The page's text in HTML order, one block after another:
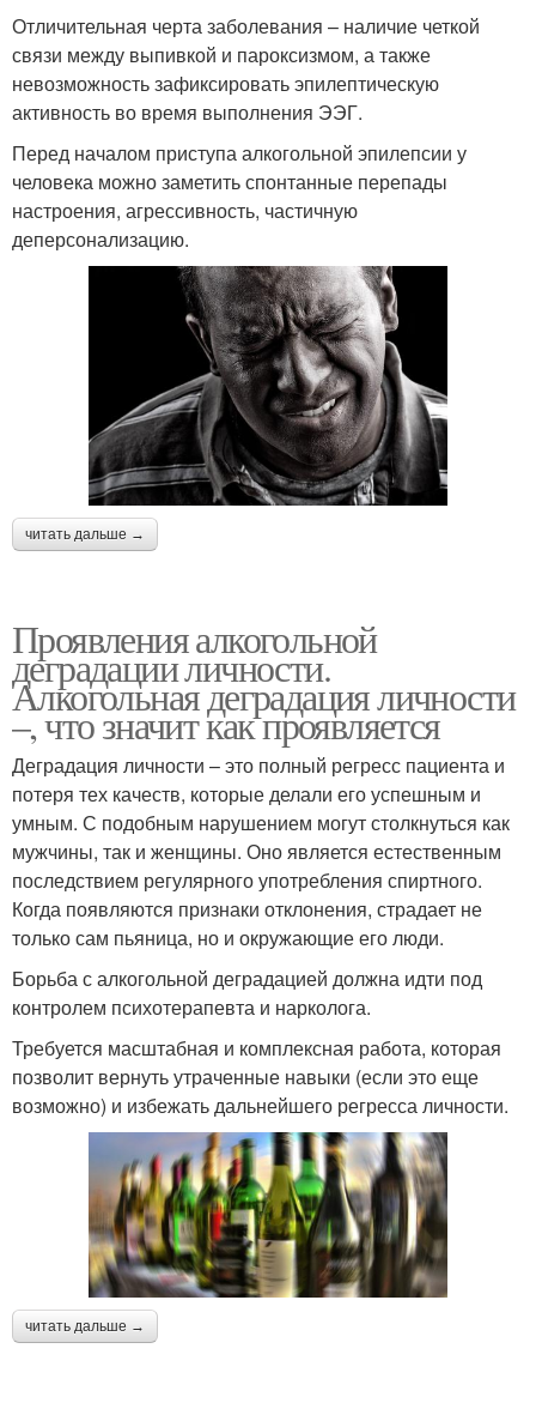
Отличительная черта заболевания – наличие четкой
связи между выпивкой и пароксизмом, а также
невозможность зафиксировать эпилептическую
активность во время выполнения ЭЭГ.
Перед началом приступа алкогольной эпилепсии у
человека можно заметить спонтанные перепады
настроения, агрессивность, частичную
деперсонализацию.
читать дальше →
Проявления алкогольной
деградации личности.
Алкогольная деградация личности
–, что значит как проявляется
Деградация личности – это полный регресс пациента и
потеря тех качеств, которые делали его успешным и
умным. С подобным нарушением могут столкнуться как
мужчины, так и женщины. Оно является естественным
последствием регулярного употребления спиртного.
Когда появляются признаки отклонения, страдает не
только сам пьяница, но и окружающие его люди.
Борьба с алкогольной деградацией должна идти под
контролем психотерапевта и нарколога.
Требуется масштабная и комплексная работа, которая
позволит вернуть утраченные навыки (если это еще
возможно) и избежать дальнейшего регресса личности.
читать дальше →